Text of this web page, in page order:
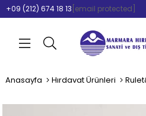
+09 (212) 674 18 13 [email protected]
Anasayfa Hırdavat Ürünleri